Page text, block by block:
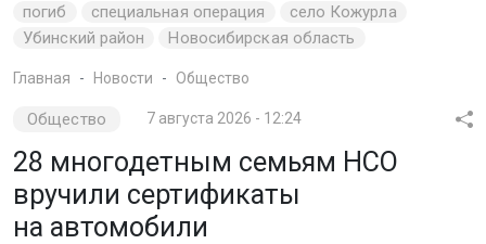
погиб специальная операция
село Кожурла
Убинский район
Новосибирская область
Главная Новости Общество
Общество 7 августа 2026 - 12:24
28 многодетным семьям НСО
вручили сертификаты
на автомобили